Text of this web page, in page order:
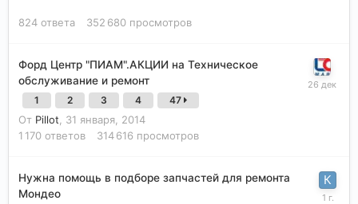
824 ответа 352 680 просмотров
Форд Центр "ПИАМ".АКЦИИ на Техническое
обслуживание и ремонт
1 2 3 4 47
От Pillot, 31 января, 2014
1 170 ответов 314 616 просмотров
Нужна помощь в подборе запчастей для ремонта
Мондео